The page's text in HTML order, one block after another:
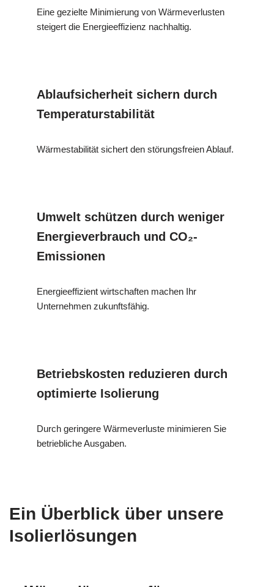
Eine gezielte Minimierung von Wärmeverlusten
steigert die Energieeffizienz nachhaltig.
Ablaufsicherheit sichern durch
Temperaturstabilität
Wärmestabilität sichert den störungsfreien Ablauf.
Umwelt schützen durch weniger
Energieverbrauch und CO₂-
Emissionen
Energieeffizient wirtschaften machen Ihr
Unternehmen zukunftsfähig.
Betriebskosten reduzieren durch
optimierte Isolierung
Durch geringere Wärmeverluste minimieren Sie
betriebliche Ausgaben.
Ein Überblick über unsere
Isolierlösungen